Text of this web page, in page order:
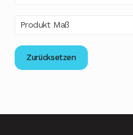
Produkt Maß
Zurücksetzen